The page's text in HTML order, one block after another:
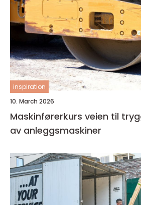
inspiration
10. March 2026
Maskinførerkurs veien til trygg og lovlig bruk
av anleggsmaskiner